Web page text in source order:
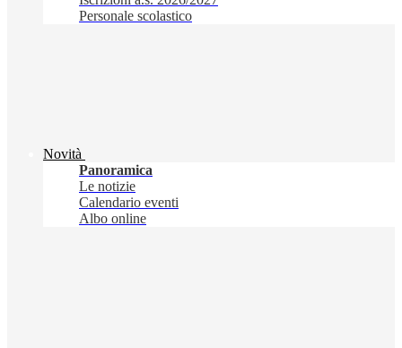
Personale scolastico
Novità
Panoramica
Le notizie
Calendario eventi
Albo online